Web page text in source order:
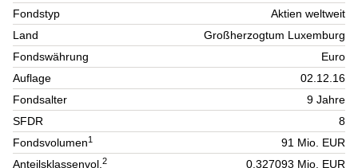
Fondstyp
Aktien weltweit
Land
Großherzogtum Luxemburg
Fondswährung
Euro
Auflage
02.12.16
Fondsalter
9 Jahre
SFDR
8
Fondsvolumen1
91 Mio. EUR
Anteilsklassenvol.2
0.327093 Mio. EUR